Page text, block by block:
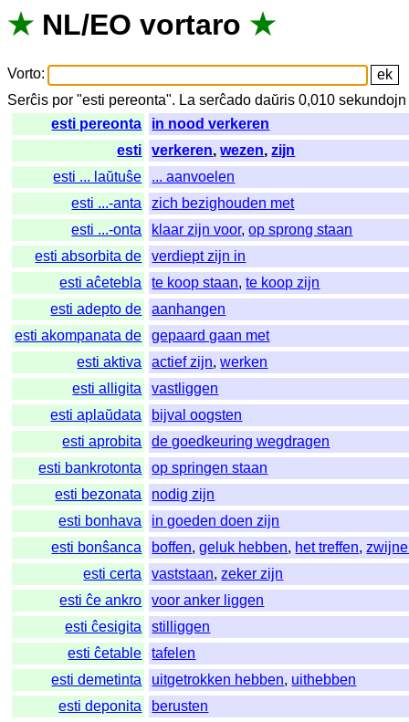
★ NL/EO vortaro ★
Vorto:
Serĉis por "esti pereonta". La serĉado daŭris 0,010sekundojn
esti pereonta
in nood verkeren
esti
verkeren,wezen,zijn
esti ... laŭtuŝe
... aanvoelen
esti ...-anta
zich bezighouden met
esti ...-onta
klaar zijn voor,op sprong staan
esti absorbita de
verdiept zijn in
esti aĉetebla
te koop staan,te koop zijn
esti adepto de
aanhangen
esti akompanata de
gepaard gaan met
esti aktiva
actief zijn,werken
esti alligita
vastliggen
esti aplaŭdata
bijval oogsten
esti aprobita
de goedkeuring wegdragen
esti bankrotonta
op springen staan
esti bezonata
nodig zijn
esti bonhava
in goeden doen zijn
esti bonŝanca
boffen,geluk hebben, het treffen,
esti certa
vaststaan,zeker zijn
esti ĉe ankro
voor anker liggen
esti ĉesigita
stilliggen
esti ĉetable
tafelen
esti demetinta
uitgetrokken hebben, uithebben
esti deponita
berusten